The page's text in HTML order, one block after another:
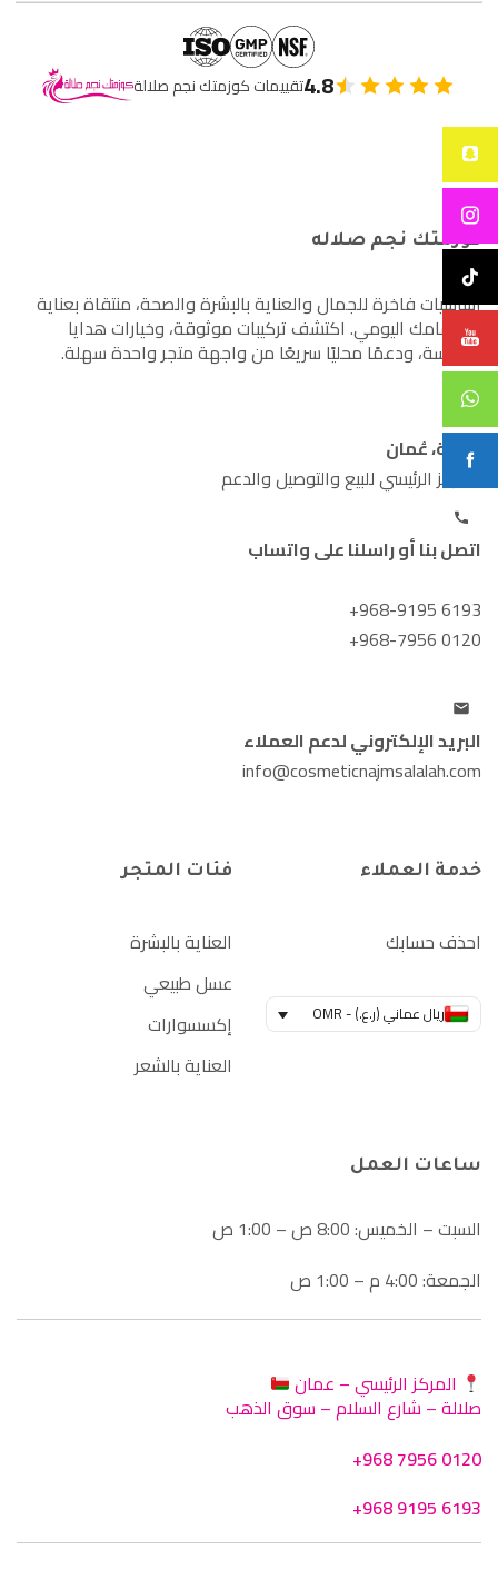
4.8تقييمات كوزمتك نجم صلالة
كوزمتك نجم صلاله
أساسيات فاخرة للجمال والعناية بالبشرة والصحة، منتقاة بعناية
لاهتمامك اليومي. اكتشف تركيبات موثوقة، وخيارات هدايا
مدروسة، ودعمًا محليًا سريعًا من واجهة متجر واحدة سهلة.
صلالة، عُمان
المركز الرئيسي للبيع والتوصيل والدعم
اتصل بنا أو راسلنا على واتساب
+968-9195 6193
+968-7956 0120
البريد الإلكتروني لدعم العملاء
info@cosmeticnajmsalalah.com
خدمة العملاء
احذف حسابك
ريال عماني (ر.ع.) - OMR
فئات المتجر
العناية بالبشرة
عسل طبيعي
إكسسوارات
العناية بالشعر
ساعات العمل
السبت – الخميس: 8:00 ص – 1:00 ص
الجمعة: 4:00 م – 1:00 ص
المركز الرئيسي – عمان
صلالة – شارع السلام – سوق الذهب
+968 7956 0120
+968 9195 6193